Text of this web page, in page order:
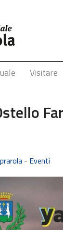
Visitare
- Eventi